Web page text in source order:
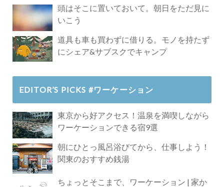
頭はそこに置いておいて。朝日をただ見に
いこう
道具も車も買わずに借りる。モノを持たず
にシェア&サブスクでキャンプ
EDITOR’S PICKS #ワーケーション
東京から好アクセス！温泉を満喫しながら
ワーケーションできる宿9選
朝にひとっ風呂浴びてから、仕事しよう！
関東のおすすめ銭湯
ちょっとそこまで、ワーケーション | 家か